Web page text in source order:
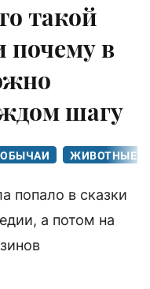
такой
почему в
шагу
ЖИВОТНЫЕ
попало в сказки
а потом на